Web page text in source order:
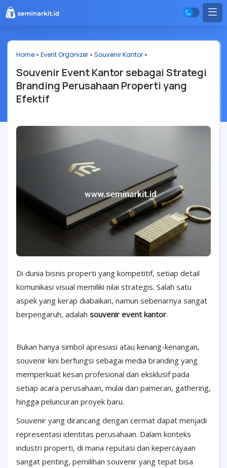
Home» Event Organizer» Souvenir Kantor»
Souvenir Event Kantor sebagai Strategi
Branding Perusahaan Properti yang
Efektif
Di dunia bisnis properti yang kompetitif, setiap detail
komunikasi visual memiliki nilai strategis. Salah satu
aspek yang kerap diabaikan, namun sebenarnya sangat
berpengaruh, adalah souvenir event kantor.
Bukan hanya simbol apresiasi atau kenang-kenangan,
souvenir kini berfungsi sebagai media branding yang
memperkuat kesan profesional dan eksklusif pada
setiap acara perusahaan, mulai dari pameran, gathering,
hingga peluncuran proyek baru.
Souvenir yang dirancang dengan cermat dapat menjadi
representasi identitas perusahaan. Dalam konteks
industri properti, di mana reputasi dan kepercayaan
sangat penting, pemilihan souvenir yang tepat bisa